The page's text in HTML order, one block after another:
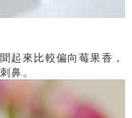
起來比較偏向莓果香，
鼻。